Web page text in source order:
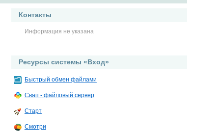
Контакты
Информация не указана
Ресурсы системы «Вход»
Быстрый обмен файлами
Свап - файловый сервер
Старт
Смотри